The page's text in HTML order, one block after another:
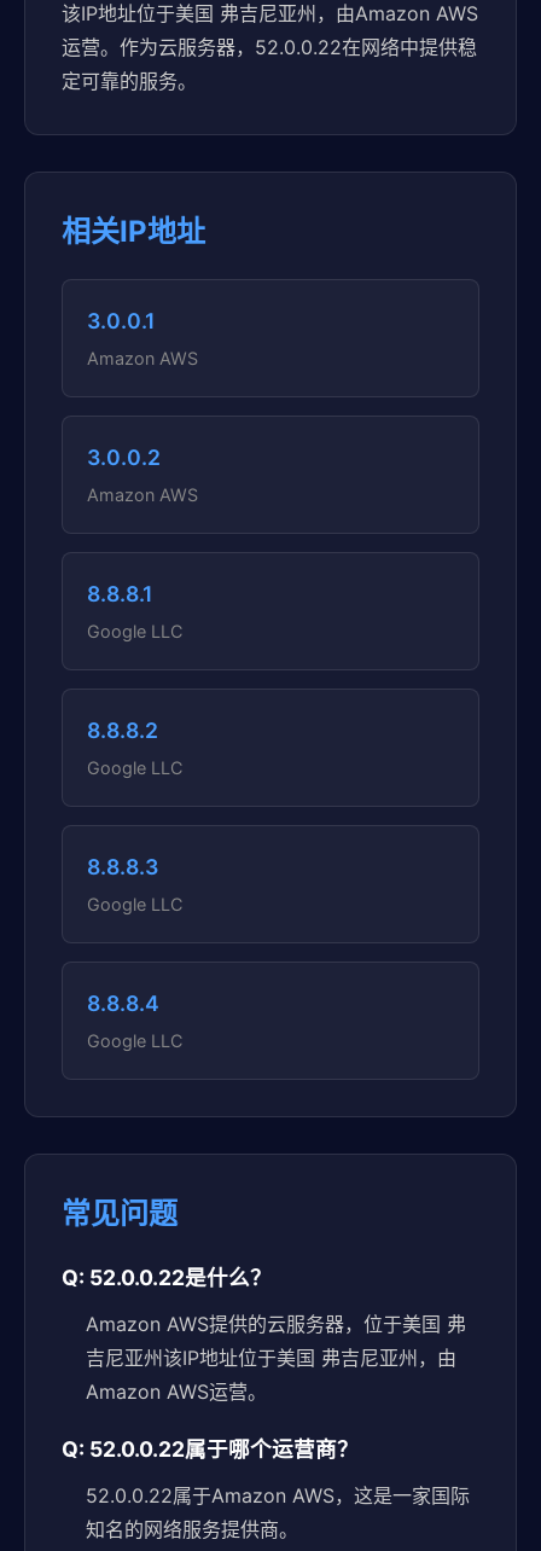
该IP地址位于美国 弗吉尼亚州，由Amazon AWS
运营。作为云服务器，52.0.0.22在网络中提供稳
定可靠的服务。
相关IP地址
3.0.0.1
Amazon AWS
3.0.0.2
Amazon AWS
8.8.8.1
Google LLC
8.8.8.2
Google LLC
8.8.8.3
Google LLC
8.8.8.4
Google LLC
常见问题
Q: 52.0.0.22是什么？
Amazon AWS提供的云服务器，位于美国 弗
吉尼亚州该IP地址位于美国 弗吉尼亚州，由
Amazon AWS运营。
Q: 52.0.0.22属于哪个运营商？
52.0.0.22属于Amazon AWS，这是一家国际
知名的网络服务提供商。